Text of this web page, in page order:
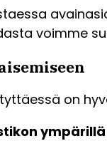
voimme
on